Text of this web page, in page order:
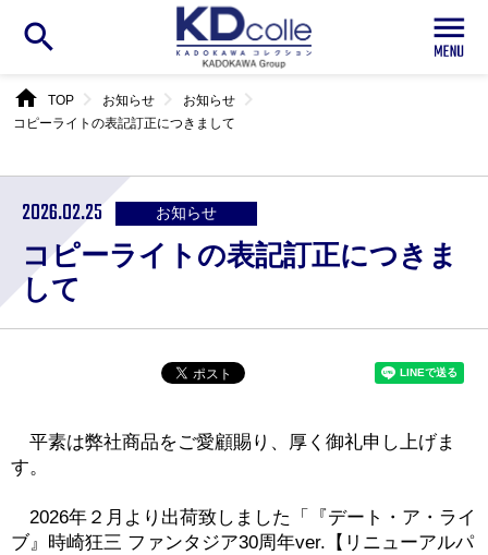
search
home TOPchevron_right お知らせchevron_right お知らせchevron_right
コピーライトの表記訂正につきまして
2026.02.25 お知らせ
コピーライトの表記訂正につきま
して
平素は弊社商品をご愛顧賜り、厚く御礼申し上げま
す。
2026年２月より出荷致しました「『デート・ア・ライ
ブ』時崎狂三 ファンタジア30周年ver.【リニューアルパ